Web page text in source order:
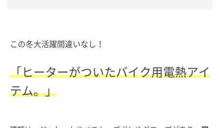
この冬大活躍間違いなし！
「ヒーターがついたバイク用電熱アイ
テム。」